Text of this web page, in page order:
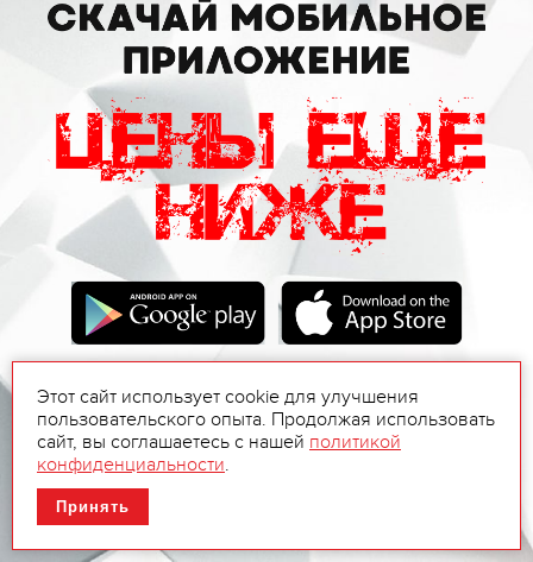
Этот сайт использует cookie для улучшения
пользовательского опыта. Продолжая использовать
сайт, вы соглашаетесь с нашей политикой
конфиденциальности.
Принять